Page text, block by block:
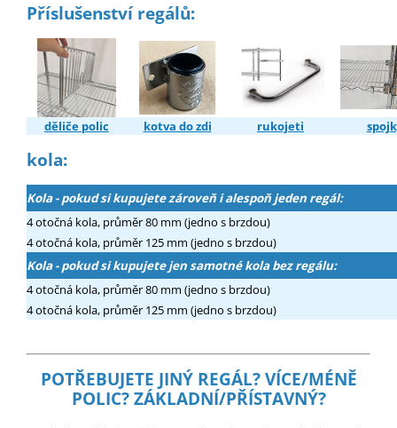
Příslušenství regálů:
děliče polic kotva do zdi rukojeti
kola:
Kola - pokud si kupujete zároveň i alespoň jeden regál:
4 otočná kola, průměr 80 mm (jedno s brzdou)
4 otočná kola, průměr 125 mm (jedno s brzdou)
Kola - pokud si kupujete jen samotné kola bez regálu:
4 otočná kola, průměr 80 mm (jedno s brzdou)
4 otočná kola, průměr 125 mm (jedno s brzdou)
POTŘEBUJETE JINÝ REGÁL? VÍCE/MÉNĚ
POLIC? ZÁKLADNÍ/PŘÍSTAVNÝ?